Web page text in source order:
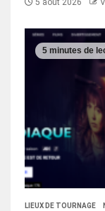
5 août 2026
5 minutes de
LIEUX DE TOURNAGE